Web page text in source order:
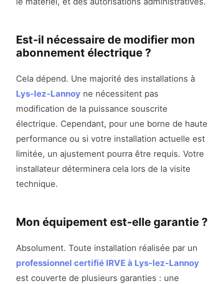
Est-il nécessaire de modifier mon
abonnement électrique ?
Cela dépend. Une majorité des installations à
Lys-lez-Lannoy ne nécessitent pas
modification de la puissance souscrite
électrique. Cependant, pour une borne de haute
performance ou si votre installation actuelle est
limitée, un ajustement pourra être requis. Votre
installateur déterminera cela lors de la visite
technique.
Mon équipement est-elle garantie ?
Absolument. Toute installation réalisée par un
professionnel certifié IRVE à Lys-lez-Lannoy
est couverte de plusieurs garanties : une